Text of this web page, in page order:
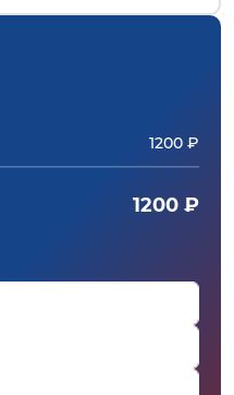
1200 ₽
1200 ₽